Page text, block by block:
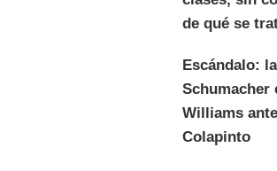
de qué se
Escándalo:
Schumacher
Williams
Colapinto